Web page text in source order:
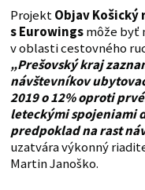
ProjektObjav Košický
s Eurowingsmôže byť
v oblasti cestovného
„Prešovský kraj
návštevníkov
2019 o 12% oproti
leteckými spojeniami
predpoklad na rast
uzatvára výkonný
Martin Janoško.